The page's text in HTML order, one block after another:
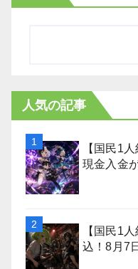
人気の記事
【国民1
現金入金
【国民1
込！8月7